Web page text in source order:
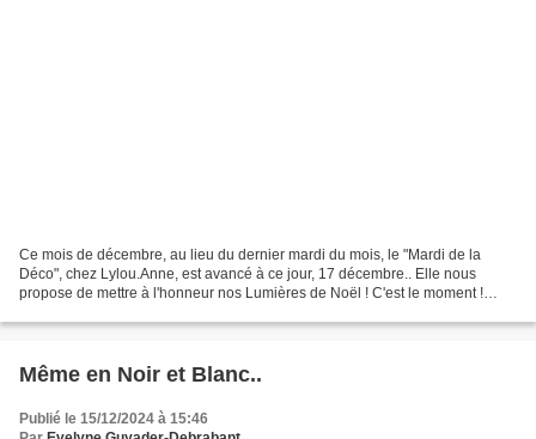
Ce mois de décembre, au lieu du dernier mardi du mois, le "Mardi de la
Déco", chez Lylou.Anne, est avancé à ce jour, 17 décembre.. Elle nous
propose de mettre à l'honneur nos Lumières de Noël ! C'est le moment !
Même en Noir et Blanc..
Publié le 15/12/2024 à 15:46